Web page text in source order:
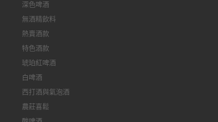
深色啤酒
無酒精飲料
熱賣酒款
特色酒款
琥珀紅啤酒
白啤酒
西打酒與氣泡酒
農莊喜鬆